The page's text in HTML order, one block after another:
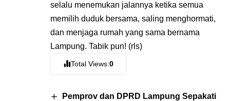
selalu menemukan jalannya ketika semua
memilih duduk bersama, saling menghormati,
dan menjaga rumah yang sama bernama
Lampung. Tabik pun! (rls)
Total Views:0
Pemprov dan DPRD Lampung Sepakati